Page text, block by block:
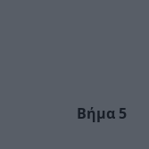
Βήμα 5